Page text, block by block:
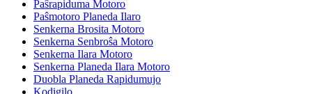
Paŝrapiduma Motoro
Paŝmotoro Planeda Ilaro
Senkerna Brosita Motoro
Senkerna Senbroŝa Motoro
Senkerna Ilara Motoro
Senkerna Planeda Ilara Motoro
Duobla Planeda Rapidumujo
Kodigilo